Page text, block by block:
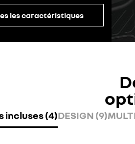
les caractéristiques
incluses (4)DESIGN (9)